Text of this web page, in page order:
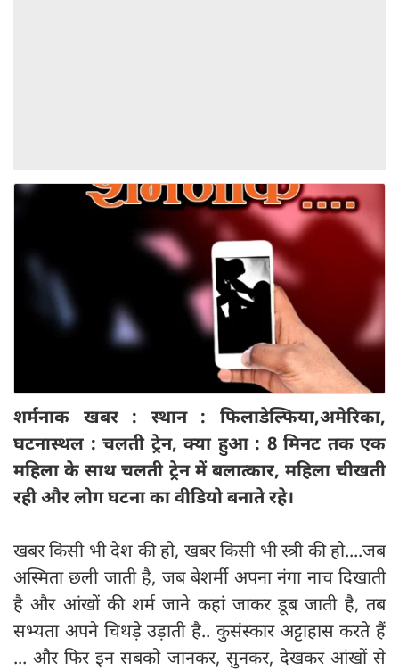
शर्मनाक खबर : स्थान : फिलाडेल्फिया,अमेरिका,
घटनास्थल : चलती ट्रेन, क्या हुआ : 8 मिनट तक एक
महिला के साथ चलती ट्रेन में बलात्कार, महिला चीखती
रही और लोग घटना का वीडियो बनाते रहे।
खबर किसी भी देश की हो, खबर किसी भी स्त्री की हो....जब
अस्मिता छली जाती है, जब बेशर्मी अपना नंगा नाच दिखाती
है और आंखों की शर्म जाने कहां जाकर डूब जाती है, तब
सभ्यता अपने चिथड़े उड़ाती है.. कुसंस्कार अट्टाहास करते हैं
... और फिर इन सबको जानकर, सुनकर, देखकर आंखों से